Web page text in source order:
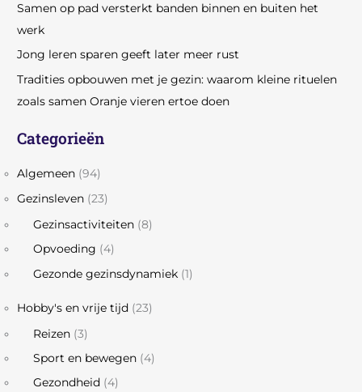
Samen op pad versterkt banden binnen en buiten het
werk
Jong leren sparen geeft later meer rust
Tradities opbouwen met je gezin: waarom kleine rituelen
zoals samen Oranje vieren ertoe doen
Categorieën
Algemeen (94)
Gezinsleven (23)
Gezinsactiviteiten (8)
Opvoeding (4)
Gezonde gezinsdynamiek (1)
Hobby's en vrije tijd (23)
Reizen (3)
Sport en bewegen (4)
Gezondheid (4)